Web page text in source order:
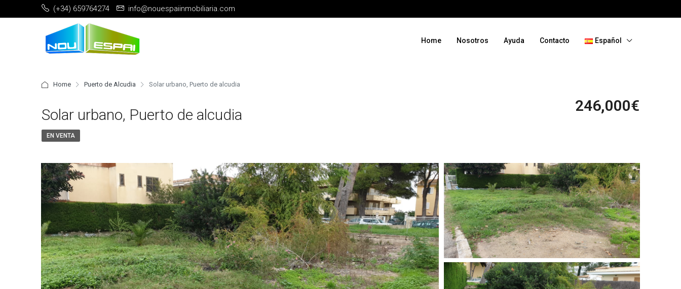
(+34) 659764274 info@nouespaiinmobiliaria.com
Home Nosotros Ayuda Contacto Español
Home Puerto de Alcudia Solar urbano, Puerto de alcudia
Solar urbano, Puerto de alcudia
246,000€
EN VENTA